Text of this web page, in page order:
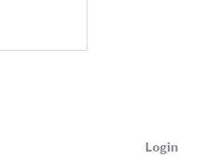
Login